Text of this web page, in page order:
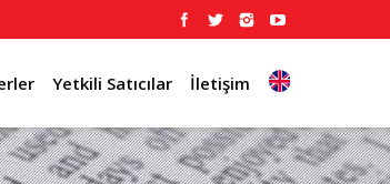
Yetkili Satıcılar İletişim